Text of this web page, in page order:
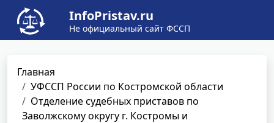
InfoPristav.ru
Не официальный сайт ФССП
Главная
УФССП России по Костромской области
Отделение судебных приставов по
Заволжскому округу г. Костромы и